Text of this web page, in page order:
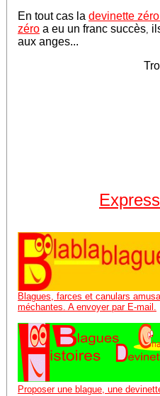
En tout cas la devinette
zéro a eu un franc succès,
aux anges...
Blagues, farces et canulars
méchantes. A envoyer par E-mail.
Proposer une blague, une